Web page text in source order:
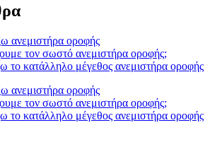
ανεμιστήρα οροφής
τον σωστό ανεμιστήρα οροφής;
το κατάλληλο μέγεθος ανεμιστήρα οροφής
ανεμιστήρα οροφής
τον σωστό ανεμιστήρα οροφής;
το κατάλληλο μέγεθος ανεμιστήρα οροφής